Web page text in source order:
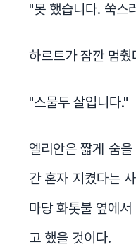
"못 했습니다. 쑥스
하르트가 잠깐 멈
"스물두 살입니다."
엘리안은 짧게 숨
간 혼자 지켰다는
마당 화톳불 옆에
고 했을 것이다.